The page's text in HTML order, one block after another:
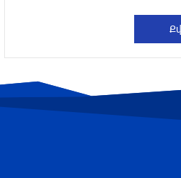
հանրապետականները
պարտվել Կոնգրեսի